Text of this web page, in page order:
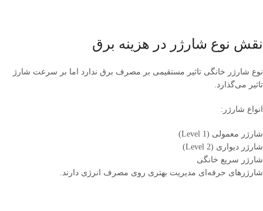
نقش نوع شارژر در هزینه برق
نوع شارژر خانگی تاثیر مستقیمی بر مصرف برق ندارد اما بر سرعت شارژ
تاثیر می‌گذارد.
انواع شارژر:
شارژر معمولی (Level 1)
شارژر دیواری (Level 2)
شارژر سریع خانگی
شارژرهای حرفه‌ای مدیریت بهتری روی مصرف انرژی دارند.